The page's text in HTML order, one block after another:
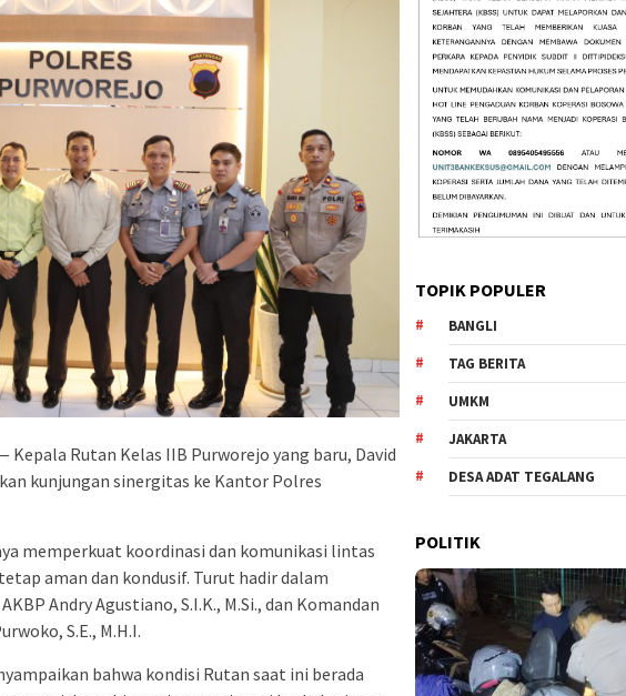
Kepala Rutan Kelas IIB Purworejo yang baru, David
kunjungan sinergitas ke Kantor Polres
memperkuat koordinasi dan komunikasi lintas
aman dan kondusif. Turut hadir dalam
Andry Agustiano, S.I.K., M.Si., dan Komandan
S.E., M.H.I.
bahwa kondisi Rutan saat ini berada
TOPIK POPULER
BANGLI
TAG BERITA
UMKM
JAKARTA
DESA ADAT TEGALANG
POLITIK